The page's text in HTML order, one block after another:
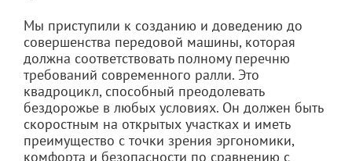
Мы приступили к созданию и доведению до
совершенства передовой машины, которая
должна соответствовать полному перечню
требований современного ралли. Это
квадроцикл, способный преодолевать
бездорожье в любых условиях. Он должен быть
скоростным на открытых участках и иметь
преимущество с точки зрения эргономики,
комфорта и безопасности по сравнению с